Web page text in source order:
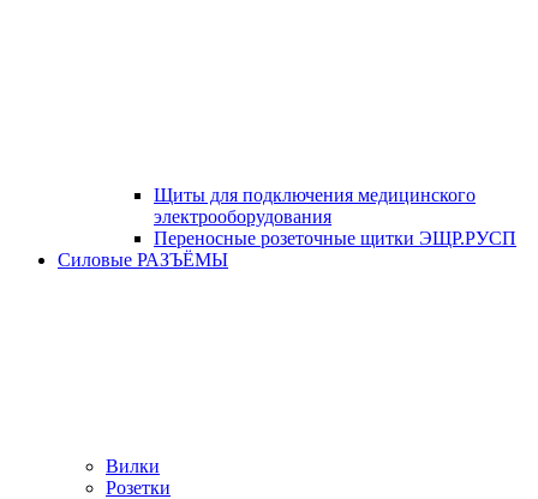
Щиты для подключения медицинского
электрооборудования
Переносные розеточные щитки ЭЩР.РУСП
Силовые РАЗЪЁМЫ
Вилки
Розетки